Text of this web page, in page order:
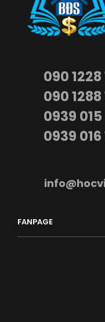
090
090
0939
0939
FANPAGE